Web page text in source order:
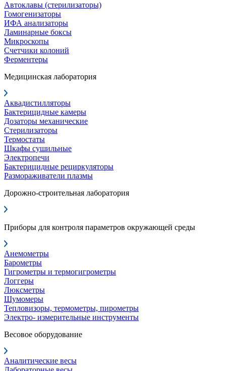
Автоклавы (стерилизаторы)
Гомогенизаторы
ИФА анализаторы
Ламинарные боксы
Микроскопы
Счетчики колоний
Ферментеры
Медицинская лаборатория
Аквадистилляторы
Бактерицидные камеры
Дозаторы механические
Стерилизаторы
Термостаты
Шкафы сушильные
Электропечи
Бактерицидные рециркуляторы
Размораживатели плазмы
Дорожно-строительная лаборатория
Приборы для контроля параметров окружающей среды
Анемометры
Барометры
Гигрометры и термогигрометры
Логгеры
Люксметры
Шумомеры
Тепловизоры, термометры, пирометры
Электро- измерительные инструменты
Весовое оборудование
Аналитические весы